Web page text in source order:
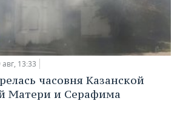
авг, 13:33
часовня Казанской
Матери и Серафима